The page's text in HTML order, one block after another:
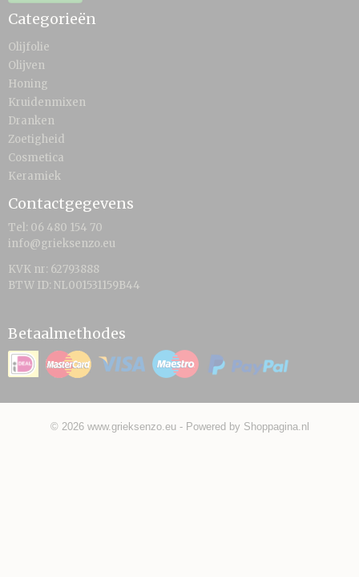
Categorieën
Olijfolie
Olijven
Honing
Kruidenmixen
Dranken
Zoetigheid
Cosmetica
Keramiek
Contactgegevens
Tel: 06 480 154 70
info@grieksenzo.eu
KVK nr: 62793888
BTW ID: NL001531159B44
Betaalmethodes
© 2026 www.grieksenzo.eu - Powered by Shoppagina.nl